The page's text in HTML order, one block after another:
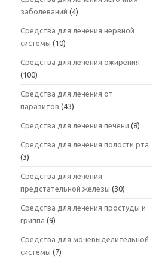
заболеваний (4)
Средства для лечения нервной
системы (10)
Средства для лечения ожирения
(100)
Средства для лечения от
паразитов (43)
Средства для лечения печени (8)
Средства для лечения полости рта
(3)
Средства для лечения
предстательной железы (30)
Средства для лечения простуды и
гриппа (9)
Средства для мочевыделительной
системы (7)